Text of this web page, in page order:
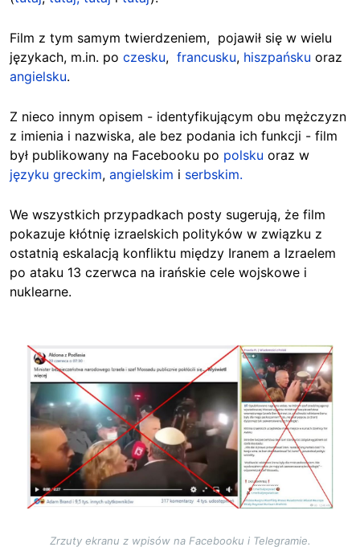
Film z tym samym twierdzeniem, pojawił się w wielu
językach, m.in. po czesku, francusku, hiszpańsku oraz
angielsku.
Z nieco innym opisem - identyfikującym obu mężczyzn
z imienia i nazwiska, ale bez podania ich funkcji - film
był publikowany na Facebooku po polsku oraz w
języku greckim, angielskim i serbskim.
We wszystkich przypadkach posty sugerują, że film
pokazuje kłótnię izraelskich polityków w związku z
ostatnią eskalacją konfliktu między Iranem a Izraelem
po ataku 13 czerwca na irańskie cele wojskowe i
nuklearne.
Image
Zrzuty ekranu z wpisów na Facebooku i Telegramie.